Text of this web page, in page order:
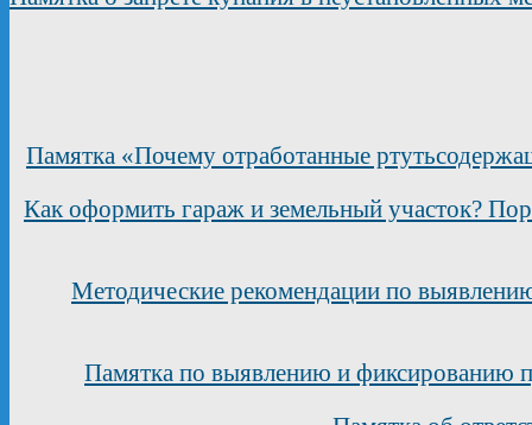
Памятка «Почему отработанные
Как оформить гараж и земельный участок?
Методические рекомендации по
Памятка по выявлению и фиксированию